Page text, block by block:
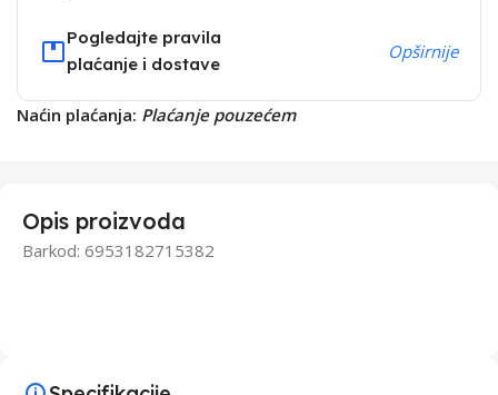
Pogledajte pravila
plaćanje i dostave
Opširnije
Naćin plaćanja: Plaćanje pouzećem
Opis proizvoda
Barkod: 6953182715382